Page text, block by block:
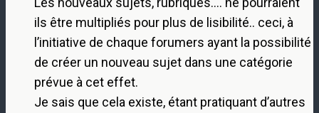
ils être multipliés pour plus de lisibilité.. ceci, à
l’initiative de chaque forumers ayant la possibilité
de créer un nouveau sujet dans une catégorie
prévue à cet effet.
Je sais que cela existe, étant pratiquant d’autres